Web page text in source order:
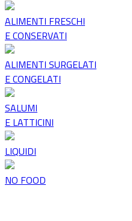
ALIMENTI FRESCHI
E CONSERVATI
ALIMENTI SURGELATI
E CONGELATI
SALUMI
E LATTICINI
LIQUIDI
NO FOOD